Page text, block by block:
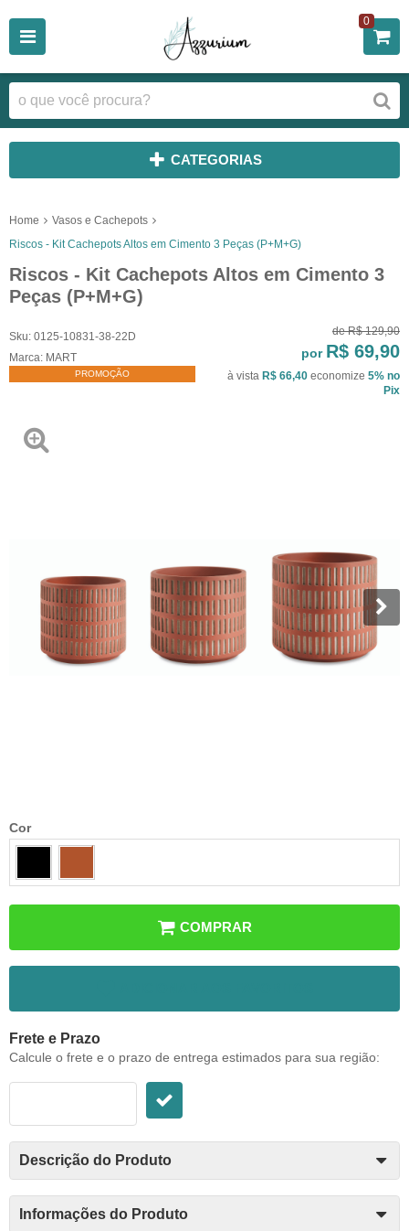
0
CATEGORIAS
Home
Vasos e Cachepots
Riscos - Kit Cachepots Altos em Cimento 3 Peças (P+M+G)
Riscos - Kit Cachepots Altos em Cimento 3
Peças (P+M+G)
Sku: 0125-10831-38-22D
Marca: MART
PROMOÇÃO
de R$ 129,90
por R$ 69,90
à vista R$ 66,40 economize 5% no
Pix
Cor
COMPRAR
Frete e Prazo
Calcule o frete e o prazo de entrega estimados para sua região:
Descrição do Produto
Informações do Produto